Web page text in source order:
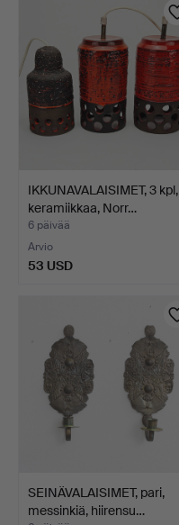
IKKUNAVALAISIMET, 3 kpl,
keramiikkaa, Norr…
6 päivää
Arvio
53 USD
SEINÄVALAISIMET, pari,
messinkiä, hiirensu…